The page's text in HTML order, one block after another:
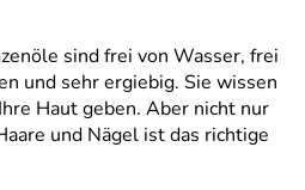
sind frei von Wasser, frei
und sehr ergiebig. Sie wissen
Haut geben. Aber nicht nur
und Nägel ist das richtige